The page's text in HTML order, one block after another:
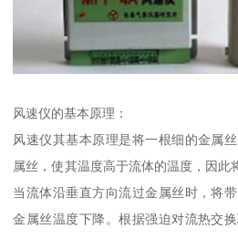
风速仪的基本原理：
风速仪其基本原理是将一根细的金属
属丝，使其温度高于流体的温度，因此
当流体沿垂直方向流过金属丝时，将
金属丝温度下降。根据强迫对流热交